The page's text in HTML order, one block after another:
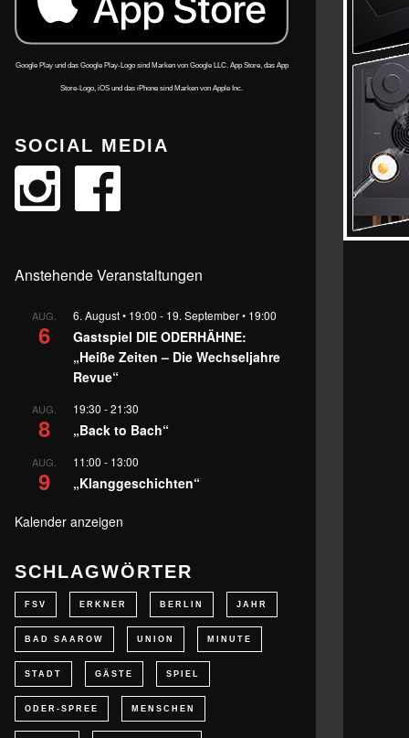
Google Play und das Google Play-Logo sind Marken von Google LLC. App Store, das App
Store-Logo, iOS und das iPhone sind Marken von Apple Inc.
SOCIAL MEDIA
Anstehende Veranstaltungen
AUG.
6
6. August • 19:00 - 19. September • 19:00
Gastspiel DIE ODERHÄHNE:
„Heiße Zeiten – Die Wechseljahre
Revue“
AUG.
8
19:30 -21:30
„Back to Bach“
AUG.
9
11:00 - 13:00
„Klanggeschichten“
Kalender anzeigen
SCHLAGWÖRTER
FSV ERKNER BERLIN JAHR
BAD SAAROW UNION MINUTE
STADT GÄSTE SPIEL
ODER-SPREE MENSCHEN